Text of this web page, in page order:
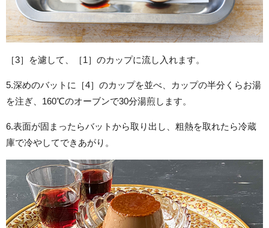
［3］を濾して、［1］のカップに流し入れます。
5.深めのバットに［4］のカップを並べ、カップの半分くらお湯
を注ぎ、160℃のオーブンで30分湯煎します。
6.表面が固まったらバットから取り出し、粗熱を取れたら冷蔵
庫で冷やしてできあがり。